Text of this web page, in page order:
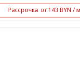
Рассрочка от 143 BYN /